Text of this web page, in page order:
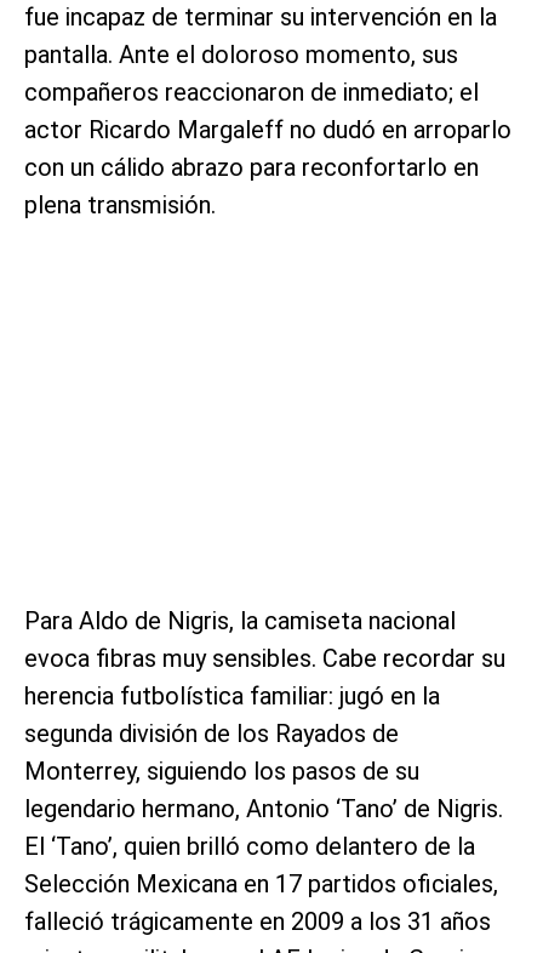
fue incapaz de terminar su intervención en la
pantalla. Ante el doloroso momento, sus
compañeros reaccionaron de inmediato; el
actor Ricardo Margaleff no dudó en arroparlo
con un cálido abrazo para reconfortarlo en
plena transmisión.
Para Aldo de Nigris, la camiseta nacional
evoca fibras muy sensibles. Cabe recordar su
herencia futbolística familiar: jugó en la
segunda división de los Rayados de
Monterrey, siguiendo los pasos de su
legendario hermano, Antonio ‘Tano’ de Nigris.
El ‘Tano’, quien brilló como delantero de la
Selección Mexicana en 17 partidos oficiales,
falleció trágicamente en 2009 a los 31 años